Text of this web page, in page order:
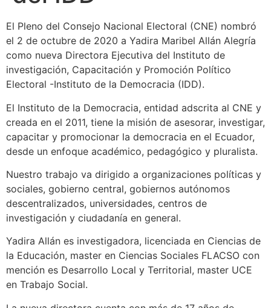
El Pleno del Consejo Nacional Electoral (CNE) nombró
el 2 de octubre de 2020 a Yadira Maribel Allán Alegría
como nueva Directora Ejecutiva del Instituto de
investigación, Capacitación y Promoción Político
Electoral -Instituto de la Democracia (IDD).
El Instituto de la Democracia, entidad adscrita al CNE y
creada en el 2011, tiene la misión de asesorar, investigar,
capacitar y promocionar la democracia en el Ecuador,
desde un enfoque académico, pedagógico y pluralista.
Nuestro trabajo va dirigido a organizaciones políticas y
sociales, gobierno central, gobiernos autónomos
descentralizados, universidades, centros de
investigación y ciudadanía en general.
Yadira Allán es investigadora, licenciada en Ciencias de
la Educación, master en Ciencias Sociales FLACSO con
mención es Desarrollo Local y Territorial, master UCE
en Trabajo Social.